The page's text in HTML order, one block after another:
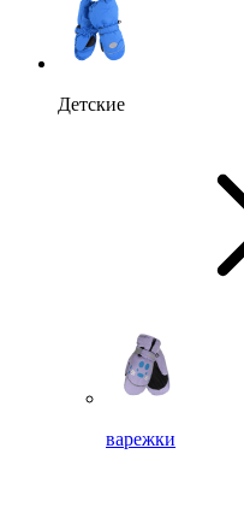
Детские
варежки